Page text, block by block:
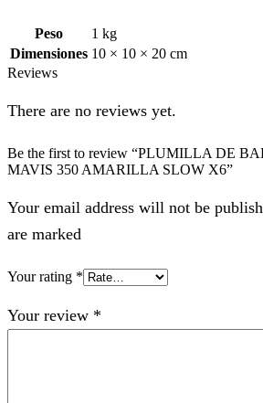
Peso
1 kg
Dimensiones 10 × 10 × 20 cm
Reviews
There are no reviews yet.
Be the first to review “PLUMILLA DE
MAVIS 350 AMARILLA SLOW X6”
Your email address will not be
are marked
Your rating *
Your review *